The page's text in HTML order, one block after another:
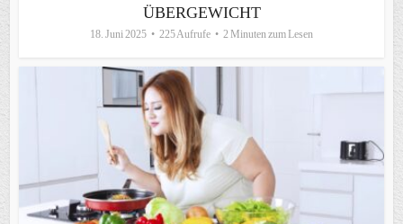
ÜBERGEWICHT
18. Juni 2025 225 Aufrufe 2 Minuten zum Lesen